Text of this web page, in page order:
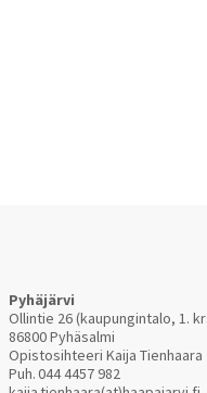
Pyhäjärvi
Ollintie 26 (kaupungintalo, 1.
86800 Pyhäsalmi
Opistosihteeri Kaija Tienhaara
Puh.044 4457 982